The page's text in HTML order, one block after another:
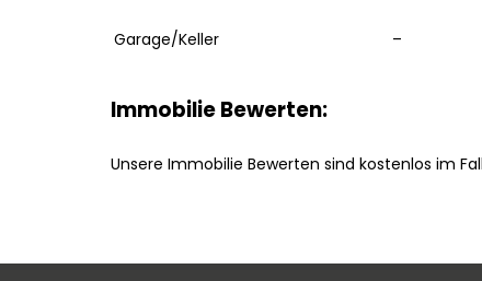
Garage/Keller –
Immobilie Bewerten:
Unsere Immobilie Bewerten sind kostenlos im